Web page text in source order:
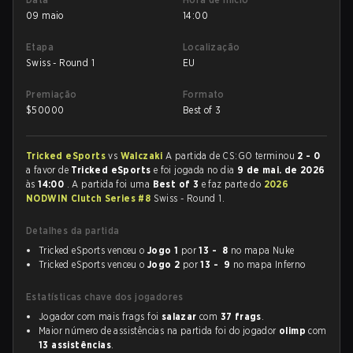
09 maio
14:00
Etapa
Swiss - Round 1
Localização
EU
Premiação
$50000
Formato
Best of 3
Tricked eSportsvs WalczakiA partida de CS:GO terminou 2 - 0
a favor de Tricked eSports e foi jogada no dia 9 de mai. de 2026
às14:00 . A partida foi uma Best of 3 e faz parte do 2026
NODWIN Clutch Series #8 Swiss - Round 1.
Detalhes da partida
Tricked eSports venceu o Jogo 1 por13 - 8 no mapa Nuke
Tricked eSports venceu o Jogo 2 por13 - 9 no mapa Inferno
Estatísticas chave dos jogadores
Jogador com mais frags foi salazar com 37 frags.
Maior número de assistências na partida foi do jogador olimp com
13 assistências.